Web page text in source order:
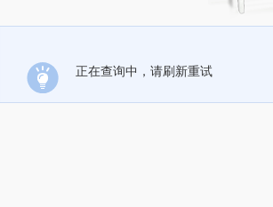
正在查询中，请刷新重试